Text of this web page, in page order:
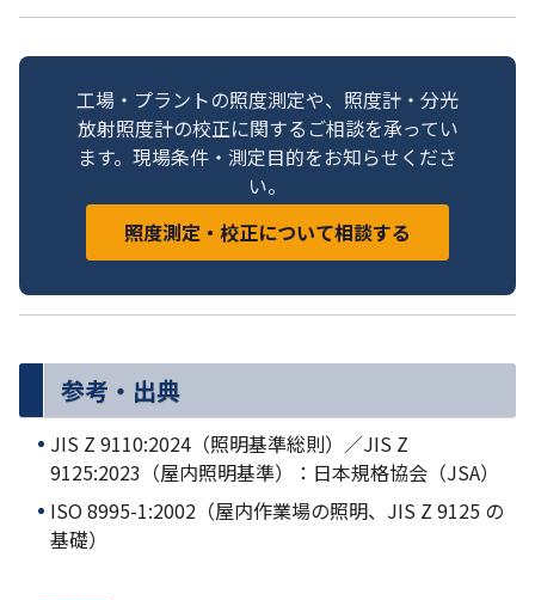
工場・プラントの照度測定や、照度計・分光
放射照度計の校正に関するご相談を承ってい
ます。現場条件・測定目的をお知らせくださ
い。
照度測定・校正について相談する
参考・出典
JIS Z 9110:2024（照明基準総則）／JIS Z
9125:2023（屋内照明基準）：日本規格協会（JSA）
ISO 8995-1:2002（屋内作業場の照明、JIS Z 9125 の
基礎）